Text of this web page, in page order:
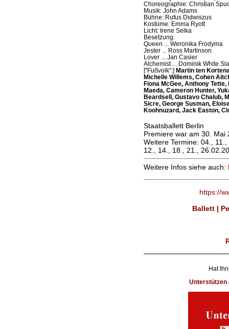
Choreographie: Christian
Musik: John Adams
Bühne: Rufus Didwiszus
Kostüme: Emma Ryott
Licht: Irene Selka
Besetzung:
Queen ... Weronika Frodyma
Jester ... Ross Martinson
Lover ... Jan Casier
Alchemist ... Dominik White
["Fußvolk":] Martin ten
Michelle Willems, Cohen
Fiona McGee, Anthony
Maeda, Cameron Hunter,
Beardsell, Gustavo Chalub,
Sicre, George Susman,
Koohnuzard, Jack Easton,
Staatsballett Berlin
Premiere war am 30. Mai
Weitere Termine: 04.,
12., 14., 18., 21.,
Weitere Infos siehe auch:
https://
Ballett |
Hat
Unterstützen